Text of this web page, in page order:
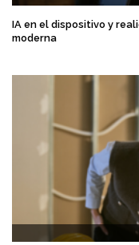
IA en el dispositivo y
moderna